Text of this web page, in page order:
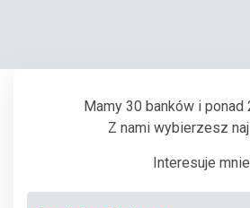
Mamy 30 banków i ponad
Z nami wybierzesz
Interesuje mnie